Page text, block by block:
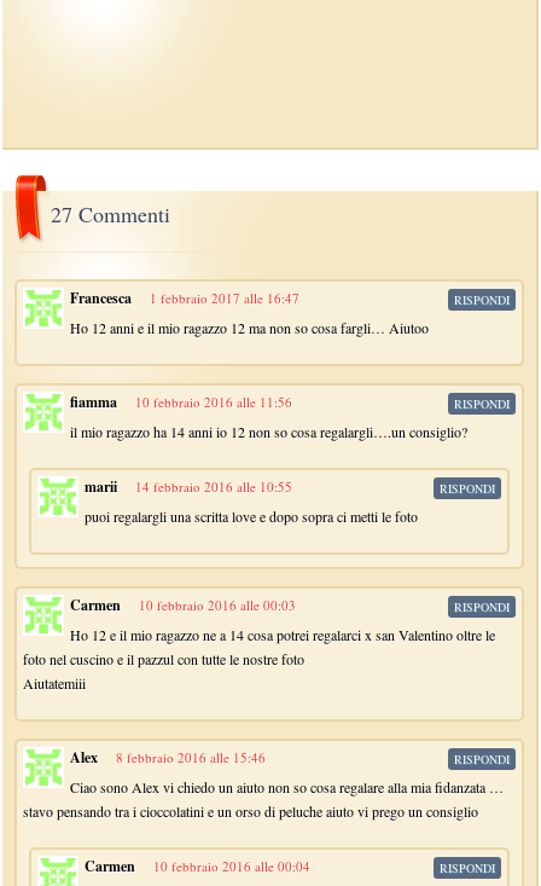
27 Commenti
Francesca 1 febbraio 2017 alle 16:47
Ho 12 anni e il mio ragazzo 12 ma non so cosa fargli… Aiutoo
RISPONDI
fiamma 10 febbraio 2016 alle 11:56
il mio ragazzo ha 14 anni io 12 non so cosa regalargli….un consiglio?
RISPONDI
marii 14 febbraio 2016 alle 10:55
puoi regalargli una scritta love e dopo sopra ci metti le foto
RISPONDI
Carmen 10 febbraio 2016 alle 00:03
Ho 12 e il mio ragazzo ne a 14 cosa potrei regalarci x san Valentino oltre le
foto nel cuscino e il pazzul con tutte le nostre foto
Aiutatemiii
RISPONDI
Alex 8 febbraio 2016 alle 15:46
Ciao sono Alex vi chiedo un aiuto non so cosa regalare alla mia fidanzata …
stavo pensando tra i cioccolatini e un orso di peluche aiuto vi prego un consiglio
RISPONDI
Carmen 10 febbraio 2016 alle 00:04 RISPONDI